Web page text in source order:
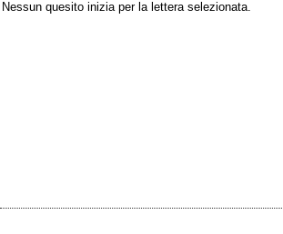
Nessun quesito inizia per la lettera selezionata.